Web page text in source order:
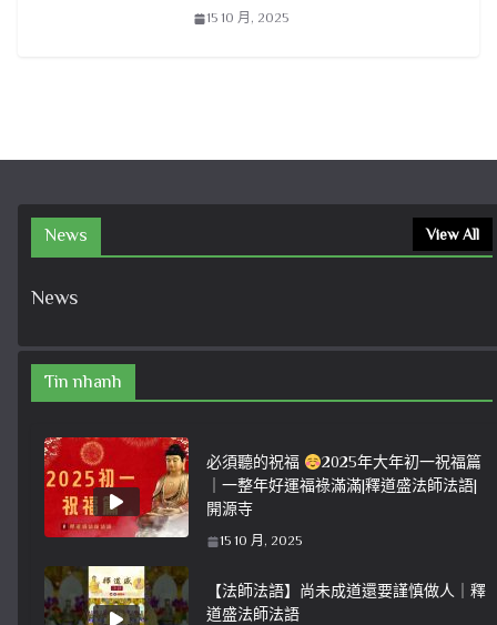
15 10 月, 2025
News View All
News
Tin nhanh
必須聽的祝福
2025年大年初一祝福篇
｜一整年好運福祿滿滿|釋道盛法師法語|
開源寺
15 10 月, 2025
【法師法語】尚未成道還要謹慎做人｜釋
道盛法師法語